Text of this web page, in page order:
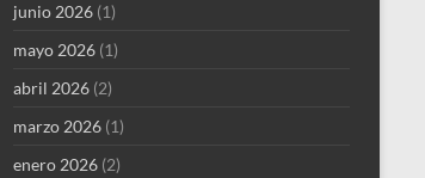
junio 2026 (1)
mayo 2026 (1)
abril 2026 (2)
marzo 2026 (1)
enero 2026 (2)